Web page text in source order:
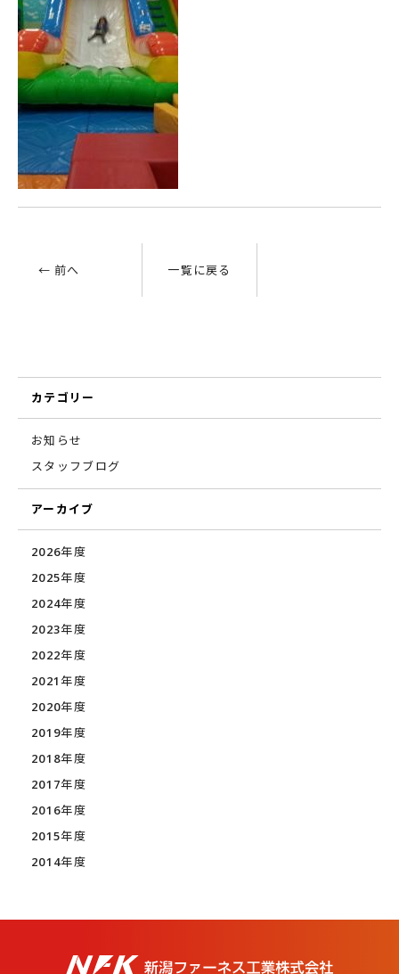
← 前へ 一覧に戻る
カテゴリー
お知らせ
スタッフブログ
アーカイブ
2026年度
2025年度
2024年度
2023年度
2022年度
2021年度
2020年度
2019年度
2018年度
2017年度
2016年度
2015年度
2014年度